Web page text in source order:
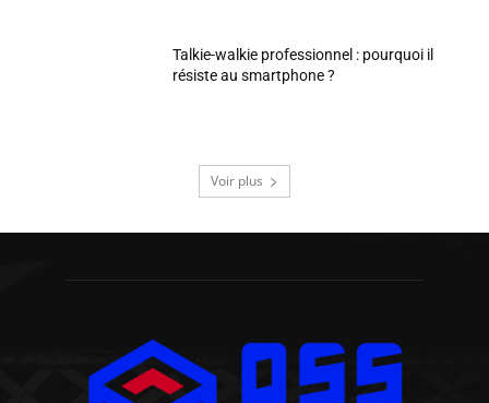
Talkie-walkie professionnel : pourquoi il
résiste au smartphone ?
Voir plus